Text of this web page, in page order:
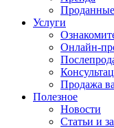
Проданные
Услуги
Онлайн-
Продажа
Полезное
Новости
Статьи и